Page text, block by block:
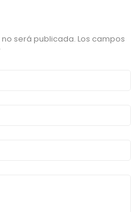
será publicada. Los campos